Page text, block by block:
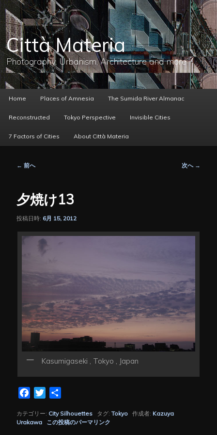
メ
イ
ン
コ
ン
テ
ン
へ
移
動
Città Materia
Photography, Urbanism, Architecture and more
ー
Home Places of Amnesia The Sumida River Almanac
Reconstructed Tokyo Perspective Invisible Cities
7 Factors of Cities About Città Materia
ビ
ゲ
シ
ン
← 前へ 次へ →
夕焼け13
投稿日時: 6月 15, 2012
Kasumigaseki , Tokyo , Japan
FacebookTwitter
カテゴリー: City Silhouettes タグ:Tokyo 作成者: Kazuya
Urakawa
この投稿のパーマリンク